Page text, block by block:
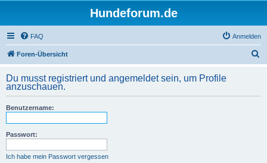
Hundeforum.de
FAQ Anmelden
Foren-Übersicht
h
Du musst registriert und angemeldet sein, um Profile
anzuschauen.
Benutzername:
Passwort:
Ich habe mein Passwort vergessen